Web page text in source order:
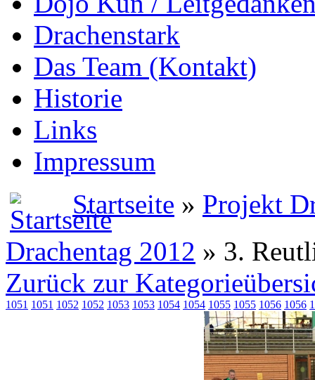
Drachenstark
Das Team (Kontakt)
Historie
Links
Impressum
Startseite » Projekt
Drachentag 2012 » 3.
Zurück zur
1051 1051 1052 1052 1053 1053 1054 1054 1055 1055 1056 1056